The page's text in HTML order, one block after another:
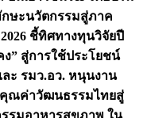
กษะนวัตกรรมสู่ภาค
2026 ชี้ทิศทางทุนวิจัยปี
” สู่การใช้ประโยชน์
ะ รมว.อว. หนุนงาน
คุณค่าวัฒนธรรมไทยสู่